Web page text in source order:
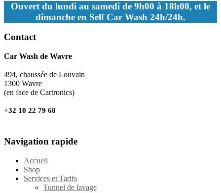
Ouvert du lundi au samedi de 9h00 à 18h00, et le
dimanche en Self Car Wash 24h/24h.
Contact
Car Wash de Wavre
494, chaussée de Louvain
1300 Wavre
(en face de Cartronics)
+32 10 22 79 68
Navigation rapide
Accueil
Shop
Services et Tarifs
Tunnel de lavage